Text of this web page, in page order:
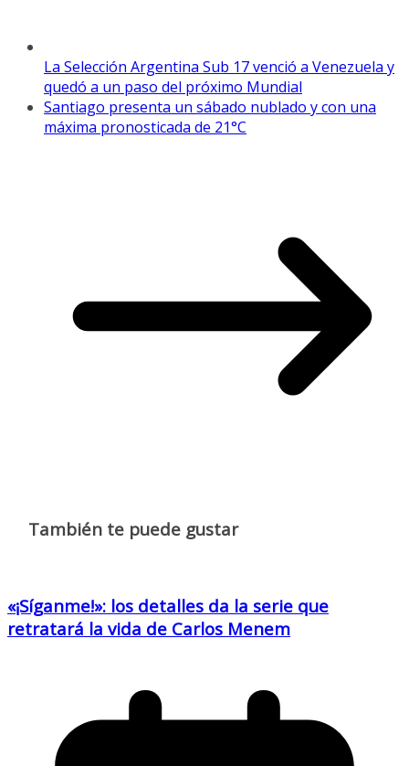
La Selección Argentina Sub 17 venció a Venezuela y
quedó a un paso del próximo Mundial
Santiago presenta un sábado nublado y con una
máxima pronosticada de 21°C
También te puede gustar
«¡Síganme!»: los detalles da la serie que
retratará la vida de Carlos Menem